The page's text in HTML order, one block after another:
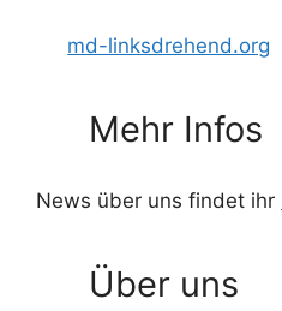
md-linksdrehend.org
Mehr Infos
News über uns findet ihr
Über uns